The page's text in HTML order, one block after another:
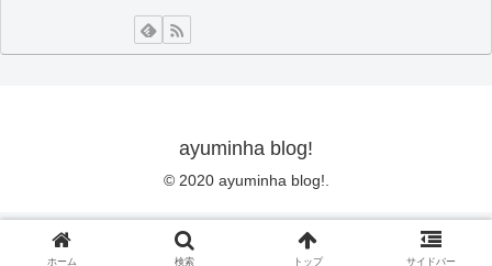
ayuminha blog!
© 2020 ayuminha blog!.
ホーム 検索 トップ サイドバー